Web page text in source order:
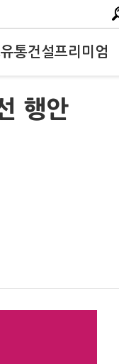
유통건설프리미엄
행안